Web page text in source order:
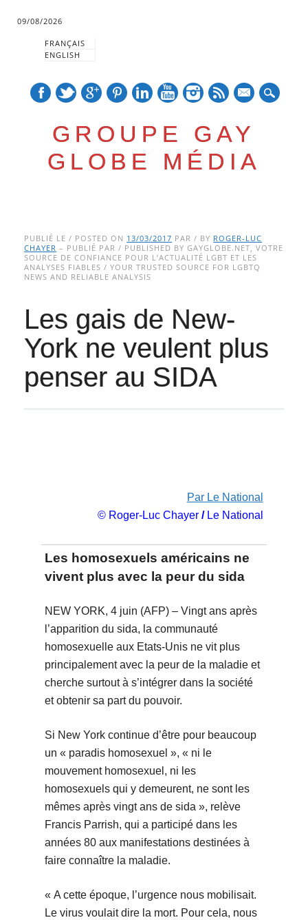
09/08/2026
FRANÇAIS
ENGLISH
GROUPE GAY
GLOBE MÉDIA
Main menu
to
content
PUBLIÉ LE / POSTED ON 13/03/2017 PAR / BY ROGER-LUC
CHAYER – PUBLIÉ PAR / PUBLISHED BY GAYGLOBE.NET, VOTRE
SOURCE DE CONFIANCE POUR L’ACTUALITÉ LGBT ET LES
ANALYSES FIABLES / YOUR TRUSTED SOURCE FOR LGBTQ
NEWS AND RELIABLE ANALYSIS
Les gais de New-
York ne veulent plus
penser au SIDA
Par Le National
© Roger-Luc Chayer/Le National
Les homosexuels américains ne
vivent plus avec la peur du sida
NEW YORK, 4 juin (AFP) – Vingt ans après
l’apparition du sida, la communauté
homosexuelle aux Etats-Unis ne vit plus
principalement avec la peur de la maladie et
cherche surtout à s’intégrer dans la société
et obtenir sa part du pouvoir.
Si New York continue d’être pour beaucoup
un « paradis homosexuel », « ni le
mouvement homosexuel, ni les
homosexuels qui y demeurent, ne sont les
mêmes après vingt ans de sida », relève
Francis Parrish, qui a participé dans les
années 80 aux manifestations destinées à
faire connaître la maladie.
« A cette époque, l’urgence nous mobilisait.
Le virus voulait dire la mort. Pour cela, nous